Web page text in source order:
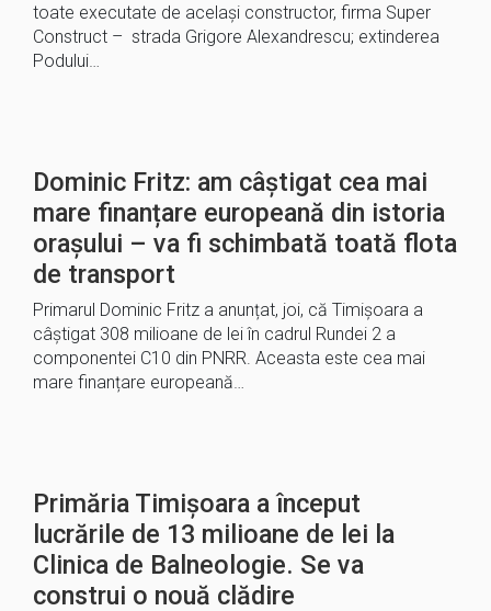
toate executate de același constructor, firma Super
Construct – strada Grigore Alexandrescu; extinderea
Podului…
Dominic Fritz: am câștigat cea mai
mare finanțare europeană din istoria
orașului – va fi schimbată toată flota
de transport
Primarul Dominic Fritz a anunțat, joi, că Timișoara a
câștigat 308 milioane de lei în cadrul Rundei 2 a
componentei C10 din PNRR. Aceasta este cea mai
mare finanțare europeană…
Primăria Timișoara a început
lucrările de 13 milioane de lei la
Clinica de Balneologie. Se va
construi o nouă clădire